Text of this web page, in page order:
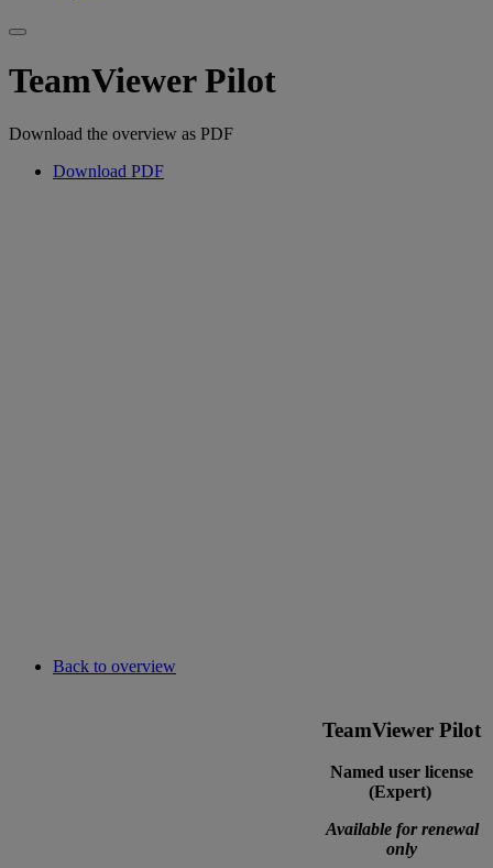
TeamViewer Pilot
Download the overview as PDF
Download PDF
Back to overview
TeamViewer Pilot
Named user license
(Expert)
Available for renewal
only